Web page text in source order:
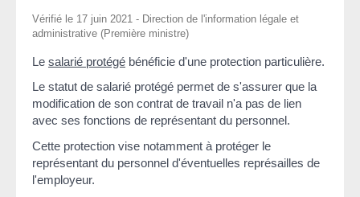
Vérifié le 17 juin 2021 - Direction de l'information légale et
administrative (Première ministre)
Le salarié protégé bénéficie d'une protection particulière.
Le statut de salarié protégé permet de s'assurer que la
modification de son contrat de travail n'a pas de lien
avec ses fonctions de représentant du personnel.
Cette protection vise notamment à protéger le
représentant du personnel d'éventuelles représailles de
l'employeur.